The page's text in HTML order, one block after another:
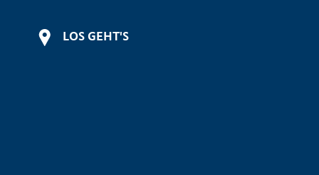
LOS GEHT'S